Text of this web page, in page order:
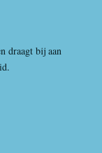
draagt bij aan